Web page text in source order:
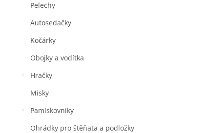
Pelechy
Autosedačky
Kočárky
Obojky a vodítka
Hračky
Misky
Pamlskovníky
Ohrádky pro štěňata a podložky